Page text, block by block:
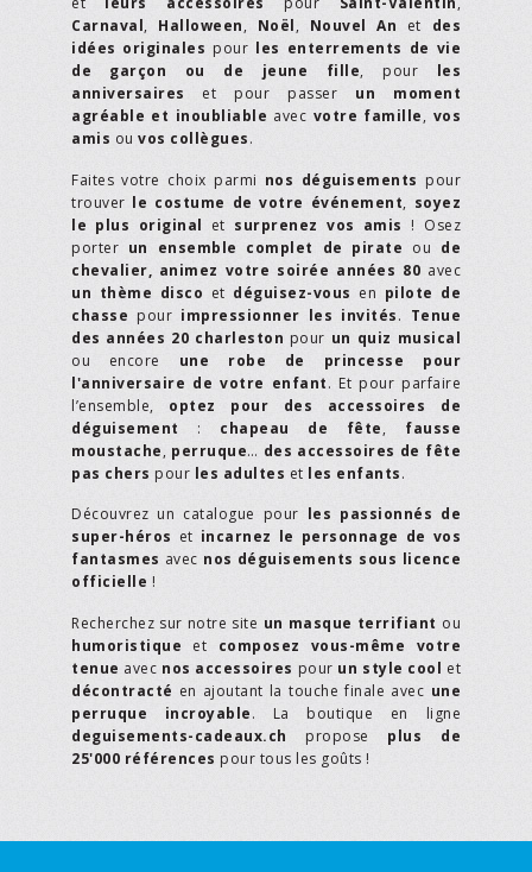
Carnaval, Halloween, Noël, Nouvel An et des
idées originales pour les enterrements de vie
de garçon ou de jeune fille, pour les
anniversaires et pour passer un moment
agréable et inoubliable avec votre famille, vos
amis ou vos collègues.
Faites votre choix parmi nos déguisements pour
trouver le costume de votre événement, soyez
le plus original et surprenez vos amis ! Osez
porter un ensemble complet de pirate ou de
chevalier, animez votre soirée années 80 avec
un thème disco et déguisez-vous en pilote de
chasse pour impressionner les invités. Tenue
des années 20 charleston pour un quiz musical
ou encore une robe de princesse pour
l'anniversaire de votre enfant. Et pour parfaire
l’ensemble, optez pour des accessoires de
déguisement : chapeau de fête, fausse
moustache, perruque… des accessoires de fête
pas chers pour les adultes et les enfants.
Découvrez un catalogue pour les passionnés de
super-héros et incarnez le personnage de vos
fantasmes avec nos déguisements sous licence
officielle !
Recherchez sur notre site un masque terrifiant ou
humoristique et composez vous-même votre
tenue avec nos accessoires pour un style cool et
décontracté en ajoutant la touche finale avec une
perruque incroyable. La boutique en ligne
deguisements-cadeaux.ch propose plus de
25'000 références pour tous les goûts !